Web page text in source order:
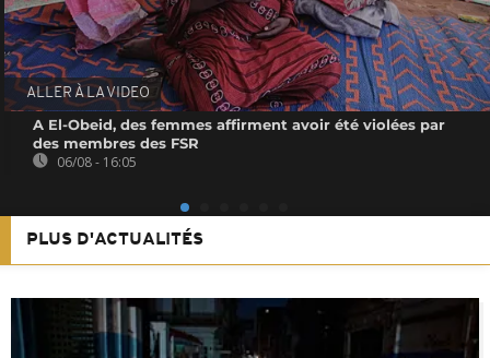
ALLER À LA VIDEO
A El-Obeid, des femmes affirment avoir été violées par
des membres des FSR
06/08 - 16:05
PLUS D'ACTUALITÉS